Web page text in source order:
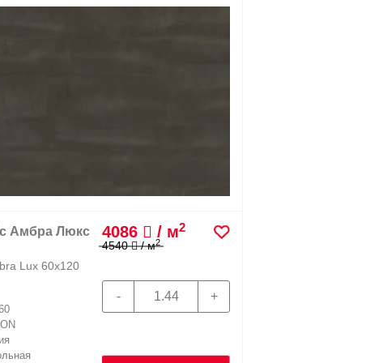
Диаманте
60x120
Lux
4086 / м2
4540 / м2